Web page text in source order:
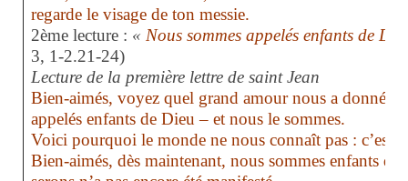
regarde le visage de ton messie.
2ème lecture : « Nous sommes appelés enfants de
3, 1-2.21-24)
Lecture de la première lettre de saint Jean
Bien-aimés, voyez quel grand amour nous a donné
appelés enfants de Dieu – et nous le sommes.
Voici pourquoi le monde ne nous connaît pas : c’est
Bien-aimés, dès maintenant, nous sommes enfants